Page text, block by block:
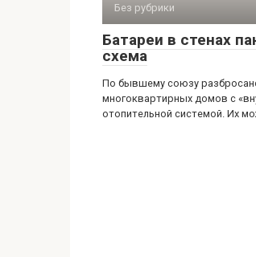
Без рубрики
Батареи в стенах
схема
По бывшему союзу
многоквартирных домов с
отопительной системой. Их